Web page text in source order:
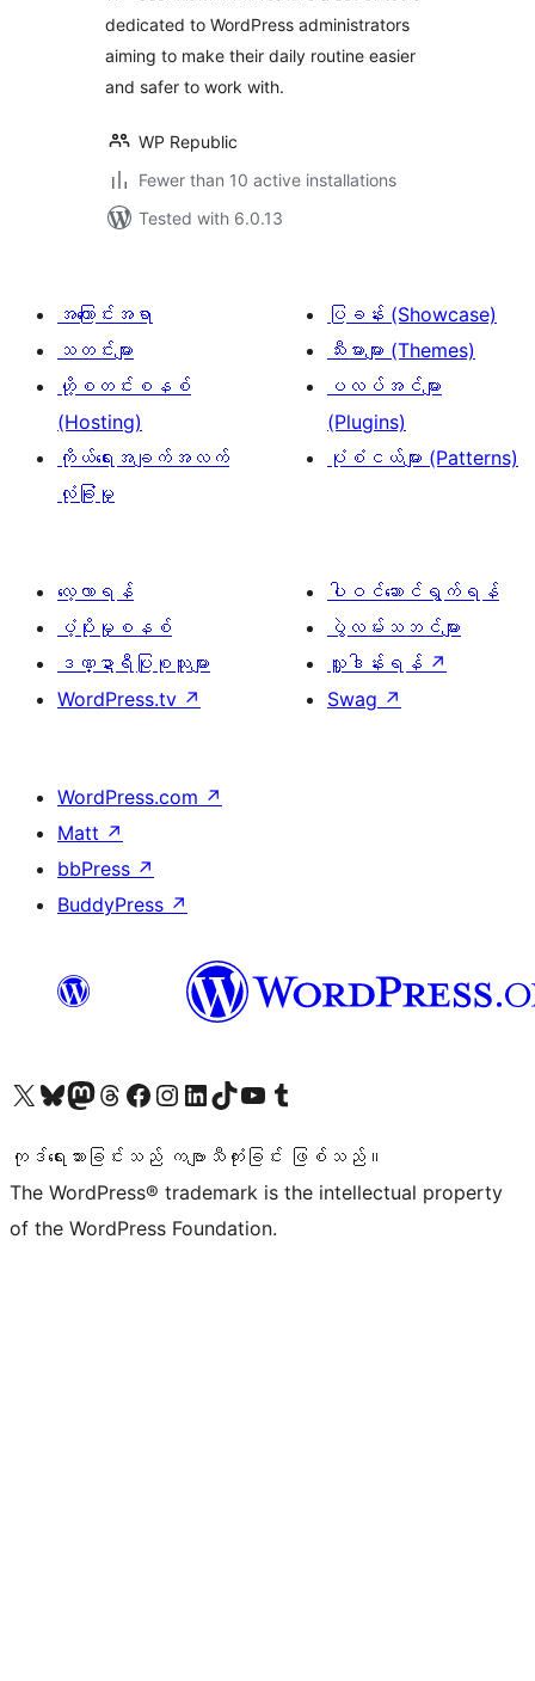
dedicated to WordPress administrators
aiming to make their daily routine easier
and safer to work with.
WP Republic
Fewer than 10 active installations
Tested with 6.0.13
အကြောင်းအရာ
သတင်းများ
ဟို့စတင်းစနစ်
(Hosting)
ကိုယ်ရေးအချက်အလက်
လုံခြုံမှု
ပြခန်း (Showcase)
သီးမားများ (Themes)
ပလပ်အင်များ
(Plugins)
ပုံစံငယ်များ (Patterns)
လေ့လာရန်
ပံ့ပိုးမှုစနစ်
ဒဏ္ဍာရီပြုစုသူများ
WordPress.tv ↗
ပါဝင်ဆောင်ရွက်ရန်
ပွဲလမ်းသဘင်များ
လှူဒါန်းရန် ↗
Swag ↗
WordPress.com ↗
Matt ↗
bbPress ↗
BuddyPress ↗
ကျွန်ုပ်တို့၏ X (ယခင် Twitter) အကောင့်သို့ သွားရောက်ကြည့်ရှုပါကျွန်ုပ်တို့၏ Bluesky အကောင့်သို့ ဝင်ရောက်ကြည့်ရှုရန်
ကျွန်ုပ်တို့၏ Mastodon အကောင့်သို့ သွားရောက်ကြည့်ရှုပါကျွန်ုပ်တို့၏ Threads အကောင့်သို့ ဝင်ရောက်ကြည့်ရှုရန်
ကျွန်ုပ်တို့၏ Facebook စာမျက်နှာသို့ သွားရောက်ကြည့်ရှုပါကျွန်ုပ်တို့၏ Instagram အကောင့်သို့ သွားရောက်ကြည့်ရှုပါ ကျွန်ုပ်တို့၏ LinkedIn အကောင့်သို့ သွားရောက်ကြည့်ရှုပါကျွန်ုပ်တို့၏ TikTok အကောင့်သို့ ဝင်ရောက်ကြည့်ရှုရန်
ကျွန်ုပ်တို့၏ YouTube ချန်နယ်သို့ သွားရောက်ကြည့်ရှုပါ ကျွန်ုပ်တို့၏ Tumblr အကောင့်သို့ ဝင်ရောက်ကြည့်ရှုရန်
ကုဒ်ရေးသားခြင်းသည် ကဗျာသီကုံးခြင်း ဖြစ်သည်။
The WordPress® trademark is the intellectual property
of the WordPress Foundation.